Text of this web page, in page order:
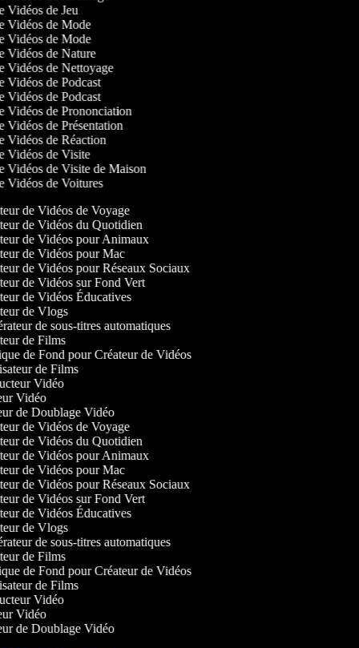
Vidéos de Jeu
Vidéos de Mode
Vidéos de Mode
Vidéos de Nature
Vidéos de Nettoyage
Vidéos de Podcast
Vidéos de Podcast
Vidéos de Prononciation
Vidéos de Présentation
Vidéos de Réaction
Vidéos de Visite
Vidéos de Visite de Maison
Vidéos de Voitures
de Vidéos de Voyage
de Vidéos du Quotidien
de Vidéos pour Animaux
de Vidéos pour Mac
de Vidéos pour Réseaux Sociaux
de Vidéos sur Fond Vert
de Vidéos Éducatives
de Vlogs
de sous-titres automatiques
de Films
de Fond pour Créateur de Vidéos
de Films
Vidéo
Vidéo
de Doublage Vidéo
de Vidéos de Voyage
de Vidéos du Quotidien
de Vidéos pour Animaux
de Vidéos pour Mac
de Vidéos pour Réseaux Sociaux
de Vidéos sur Fond Vert
de Vidéos Éducatives
de Vlogs
de sous-titres automatiques
de Films
de Fond pour Créateur de Vidéos
de Films
Vidéo
Vidéo
de Doublage Vidéo